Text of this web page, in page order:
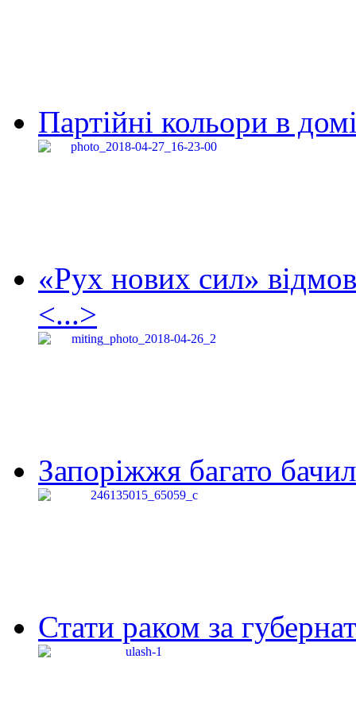
Партійні кольори в
«Рух нових сил»
<...>
Запоріжжя багато
Стати раком за